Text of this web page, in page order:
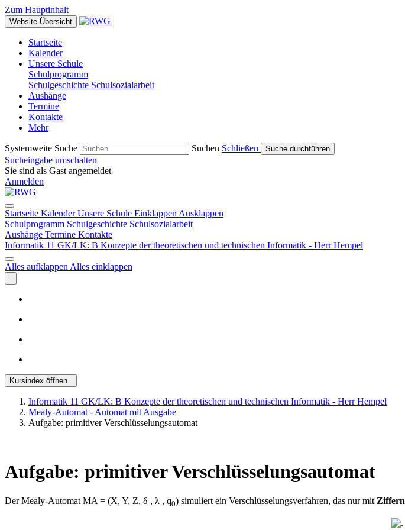
Zum Hauptinhalt
Website-Übersicht
Startseite
Kalender
Unsere Schule
Schulprogramm
Schulgeschichte Schulsozialarbeit
Aushänge
Termine
Kontakte
Mehr
Systemweite Suche Suchen Schließen Suche durchführen
Sucheingabe umschalten
Sie sind als Gast angemeldet
Anmelden
Startseite KalenderUnsere Schule Einklappen Ausklappen
Schulprogramm Schulgeschichte Schulsozialarbeit
Aushänge Termine Kontakte
Informatik 11 GK/LK: B Konzepte der theoretischen und technischen Informatik - Herr Hempel
Alles aufklappen Alles einklappen
Kursindex öffnen
Informatik 11 GK/LK: B Konzepte der theoretischen und technischen Informatik - Herr Hempel
Mealy-Automat - Automat mit Ausgabe
Aufgabe: primitiver Verschlüsselungsautomat
Aufgabe: primitiver Verschlüsselungsautomat
Der Mealy-Automat MA = (X, Y, Z, δ , λ , q0) simuliert ein Verschlüsselungsverfahren, das nur mit Ziffern